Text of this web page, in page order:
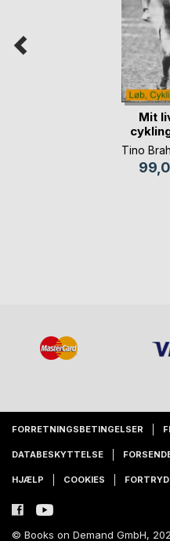
Mit
Tino
FORRETNINGSBETINGELSER
DATABESKYTTELSE
HJÆLP COOKIES
© Books on Demand GmbH,